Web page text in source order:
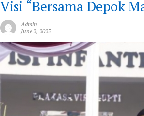
Visi “Bersama Depok
Admin
June 2, 2025